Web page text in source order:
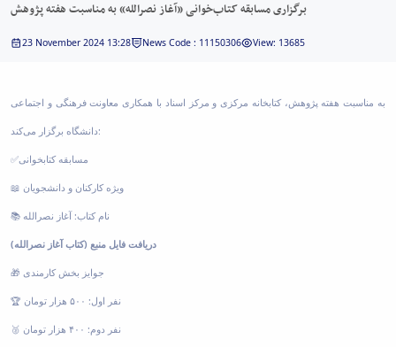
برگزاری مسابقه کتاب‌خوانی «آغاز نصرالله» به مناسبت هفته پژوهش
23 November 2024 13:28 News Code : 11150306 View: 13685
به مناسبت هفته پژوهش، کتابخانه مرکزی و مرکز اسناد با همکاری معاونت فرهنگی و اجتماعی
دانشگاه برگزار می‌کند:
✅مسابقه کتابخوانی
📖 ویژه کارکنان و دانشجویان
📚 نام کتاب: آغاز نصرالله
دریافت فایل منبع (کتاب آغاز نصرالله)
🎁 جوایز بخش کارمندی
🏆 نفر اول: ۵۰۰ هزار تومان
🥈 نفر دوم: ۴۰۰ هزار تومان